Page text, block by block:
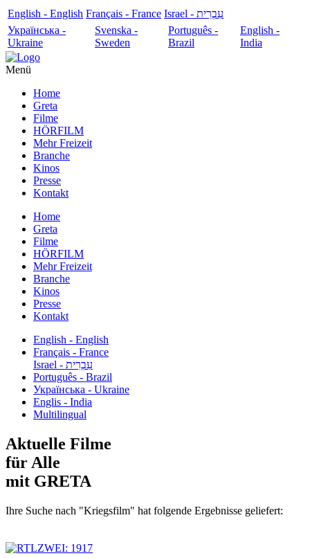
English - English Français - France
עִבְרִית - Israel
Українська -
Ukraine
Svenska -
Sweden
Português -
Brazil
English -
India
Menü
Home
Greta
Filme
HÖRFILM
Mehr Freizeit
Branche
Kinos
Presse
Kontakt
Home
Greta
Filme
HÖRFILM
Mehr Freizeit
Branche
Kinos
Presse
Kontakt
English - English
Français - France
עִבְרִית - Israel
Português - Brazil
Українська - Ukraine
Englis - India
Multilingual
Aktuelle Filme
für Alle
mit GRETA
Ihre Suche nach "Kriegsfilm" hat folgende Ergebnisse geliefert: